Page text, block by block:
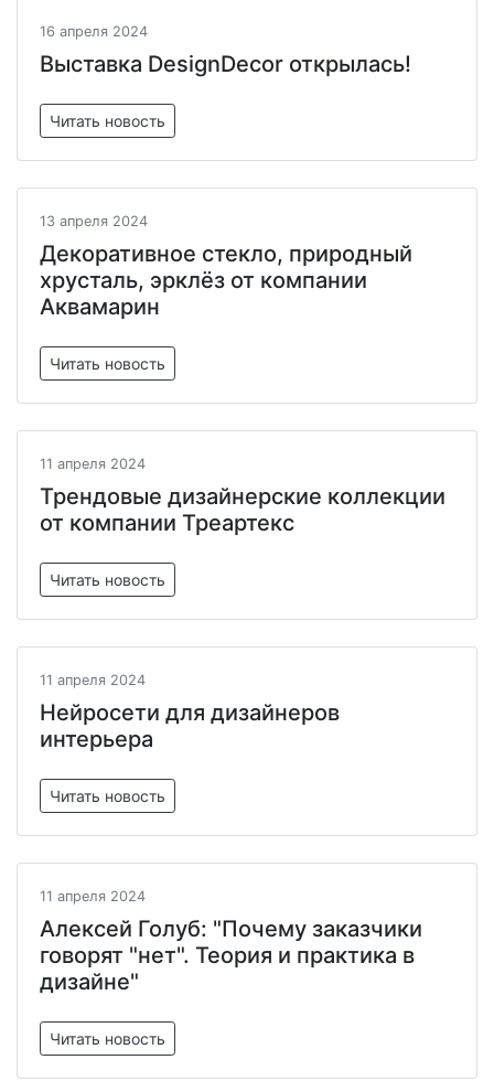
16 апреля 2024
Выставка DesignDecor открылась!
Читать новость
13 апреля 2024
Декоративное стекло, природный
хрусталь, эрклёз от компании
Аквамарин
Читать новость
11 апреля 2024
Трендовые дизайнерские коллекции
от компании Треартекс
Читать новость
11 апреля 2024
Нейросети для дизайнеров
интерьера
Читать новость
11 апреля 2024
Алексей Голуб: "Почему заказчики
говорят "нет". Теория и практика в
дизайне"
Читать новость